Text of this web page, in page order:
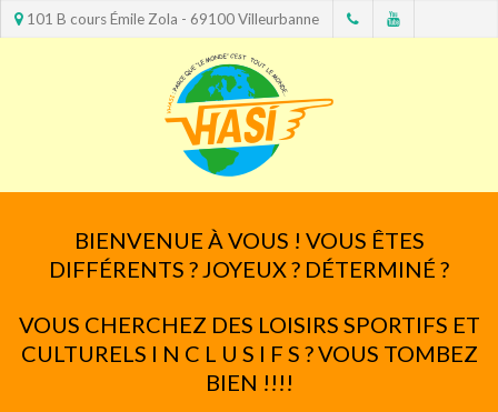
101 B cours Émile Zola - 69100 Villeurbanne
BIENVENUE À VOUS ! VOUS ÊTES
DIFFÉRENTS ? JOYEUX ? DÉTERMINÉ ?
VOUS CHERCHEZ DES LOISIRS SPORTIFS ET
CULTURELS I N C L U S I F S ? VOUS TOMBEZ
BIEN !!!!